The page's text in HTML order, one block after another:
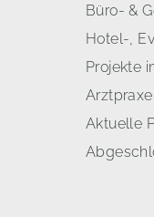
Büro- &
Hotel-,
Projekte
Aktuelle